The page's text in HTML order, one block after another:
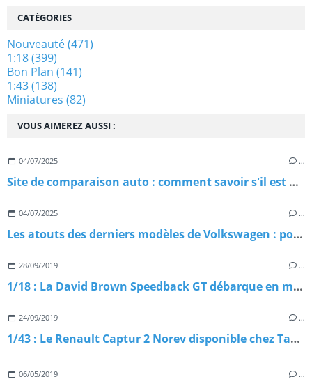
VOUS AIMEREZ AUSSI :
04/07/2025 …
Site de comparaison auto : comment savoir s'il est digne de confiance ?
04/07/2025 …
Les atouts des derniers modèles de Volkswagen : pourquoi les choisir ?
28/09/2019 …
1/18 : La David Brown Speedback GT débarque en miniature
24/09/2019 …
1/43 : Le Renault Captur 2 Norev disponible chez Tacot
06/05/2019 …
CATÉGORIES
Nouveauté(471)
1:18(399)
Bon Plan (141)
1:43(138)
Miniatures (82)